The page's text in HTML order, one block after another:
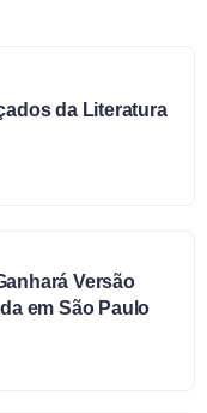
da Literatura
Versão
em São Paulo